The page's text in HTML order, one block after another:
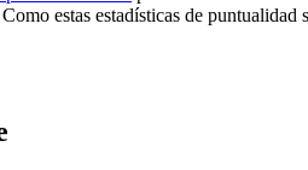
estas estadísticas de